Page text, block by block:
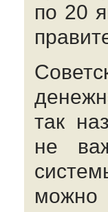
по 20
так
не
можно